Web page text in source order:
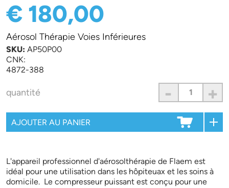
€ 180,00
Aérosol Thérapie Voies Inférieures
SKU: AP50P00
CNK:
4872-388
quantité - +
L'appareil professionnel d'aérosolthérapie de Flaem est
idéal pour une utilisation dans les hôpiteuax et les soins à
domicile. Le compresseur puissant est conçu pour une